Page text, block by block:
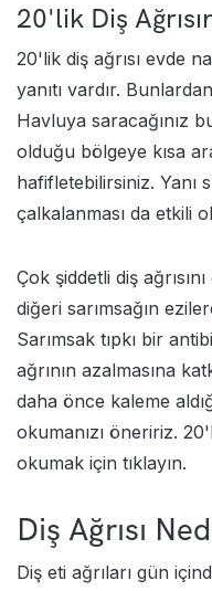
20'lik Diş
20'lik diş ağrısı evde
yanıtı vardır.
Havluya saracağınız
olduğu bölgeye kısa
hafifletebilirsiniz. Yanı
çalkalanması da etkili
Çok şiddetli diş
diğeri sarımsağın
Sarımsak tıpkı bir
ağrının azalmasına
daha önce kaleme
okumanızı öneririz.
okumak için tıklayın.
Diş Ağrısı
Diş eti ağrıları gün